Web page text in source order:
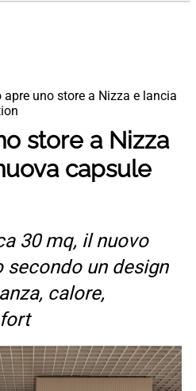
apre uno store a Nizza e lancia
store a Nizza
capsule
30 mq, il nuovo
secondo un design
calore,